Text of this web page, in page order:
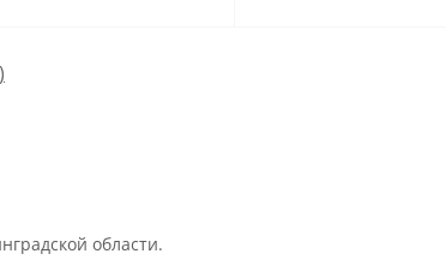
области.